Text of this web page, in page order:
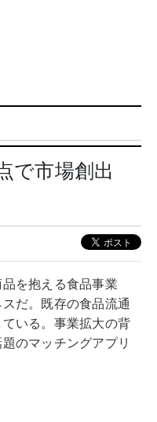
で市場創出
を抱える食品事業
だ。既存の食品流通
いる。事業拡大の背
のマッチングアプリ